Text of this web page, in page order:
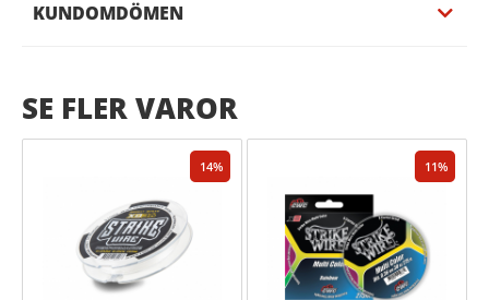
KUNDOMDÖMEN
SE FLER VAROR
14 11